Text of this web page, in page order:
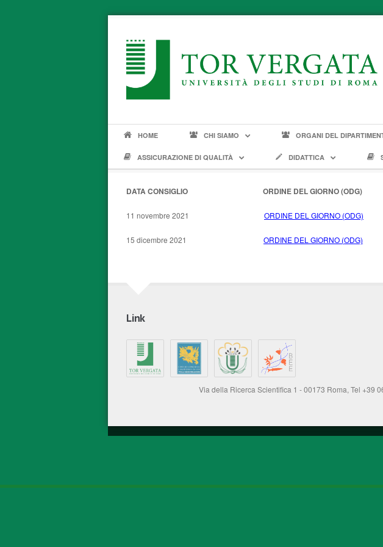
HOME CHI SIAMO ORGANI DEL
ASSICURAZIONE DI QUALITÀ DIDATTICA
DATA CONSIGLIO ORDINE DEL GIORNO (ODG)
11 novembre 2021 ORDINE DEL GIORNO (ODG)
15 dicembre 2021 ORDINE DEL GIORNO (ODG)
Link
Via della Ricerca Scientifica 1 - 00173 Roma, Tel +39